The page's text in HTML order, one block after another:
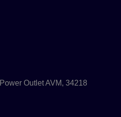
Outlet AVM, 34218